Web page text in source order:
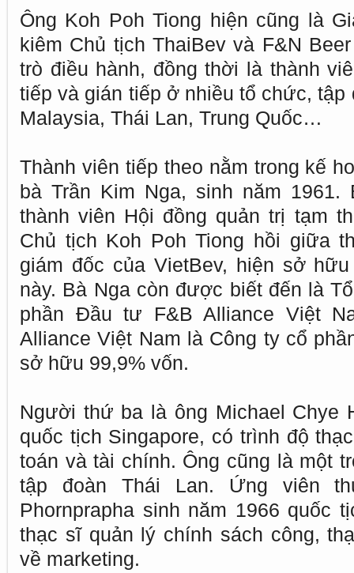
Ông Koh Poh Tiong hiện cũng là
kiêm Chủ tịch ThaiBev và F&N
trò điều hành, đồng thời là thành
tiếp và gián tiếp ở nhiều tổ chức, tập
Malaysia, Thái Lan, Trung Quốc…
Thành viên tiếp theo nằm trong kế
bà Trần Kim Nga, sinh năm
thành viên Hội đồng quản trị tạm
Chủ tịch Koh Poh Tiong hồi giữa
giám đốc của VietBev, hiện sở
này. Bà Nga còn được biết đến là
phần Đầu tư F&B Alliance Việt
Alliance Việt Nam là Công ty cổ
sở hữu 99,9% vốn.
Người thứ ba là ông Michael Chye
quốc tịch Singapore, có trình độ
toán và tài chính. Ông cũng là một
tập đoàn Thái Lan. Ứng viên
Phornprapha sinh năm 1966 quốc
thạc sĩ quản lý chính sách công,
về marketing.